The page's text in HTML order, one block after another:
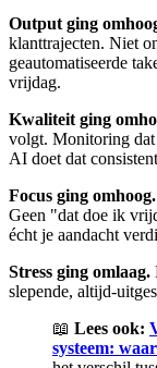
Output ging
klanttrajecten. Niet
geautomatiseerde
vrijdag.
Kwaliteit ging
volgt. Monitoring dat
AI doet dat
Focus ging omhoog.
Geen "dat doe ik
écht je aandacht
Stress ging omlaag.
slepende, altijd-
📖 Lees ook:
systeem: